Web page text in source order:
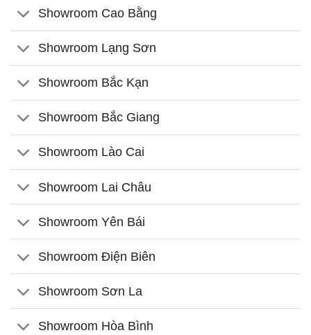
Showroom Cao Bằng
Showroom Lạng Sơn
Showroom Bắc Kạn
Showroom Bắc Giang
Showroom Lào Cai
Showroom Lai Châu
Showroom Yên Bái
Showroom Điện Biên
Showroom Sơn La
Showroom Hòa Bình